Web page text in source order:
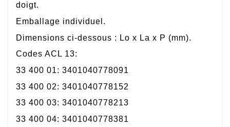
doigt.
Emballage individuel.
Dimensions ci-dessous : Lo x La x P (mm).
Codes ACL 13:
33 400 01: 3401040778091
33 400 02: 3401040778152
33 400 03: 3401040778213
33 400 04: 3401040778381